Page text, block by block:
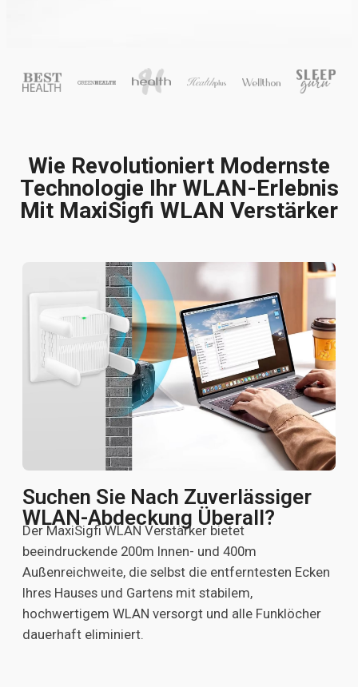
Wie Revolutioniert Modernste
Technologie Ihr WLAN-Erlebnis
Mit MaxiSigfi WLAN Verstärker
Suchen Sie Nach Zuverlässiger
WLAN-Abdeckung Überall?
Der MaxiSigfi WLAN Verstärker bietet
beeindruckende 200m Innen- und 400m
Außenreichweite, die selbst die entferntesten Ecken
Ihres Hauses und Gartens mit stabilem,
hochwertigem WLAN versorgt und alle Funklöcher
dauerhaft eliminiert.